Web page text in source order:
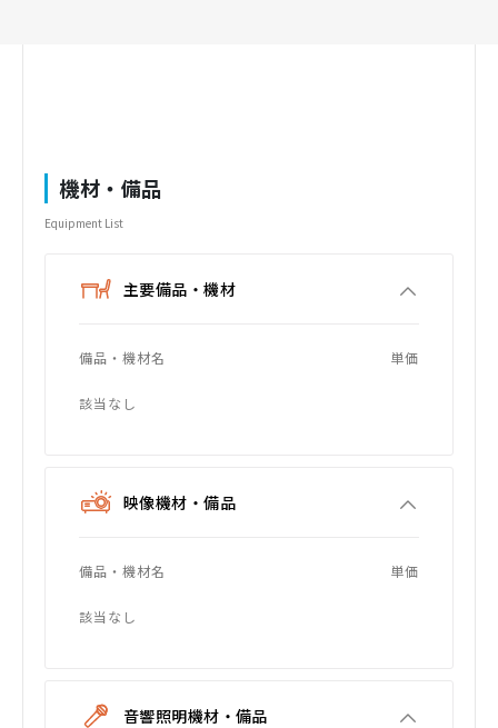
機材・備品
Equipment List
主要備品・機材
備品・機材名 単価
該当なし
映像機材・備品
備品・機材名 単価
該当なし
音響照明機材・備品